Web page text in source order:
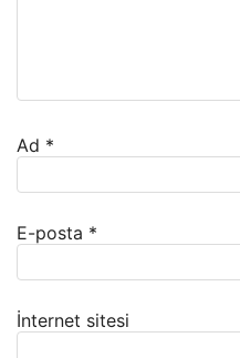
Ad *
E-posta *
İnternet sitesi